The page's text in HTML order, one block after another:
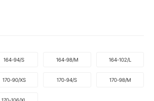
164-94/S 164-98/M 164-102/L
170-90/XS 170-94/S 170-98/M